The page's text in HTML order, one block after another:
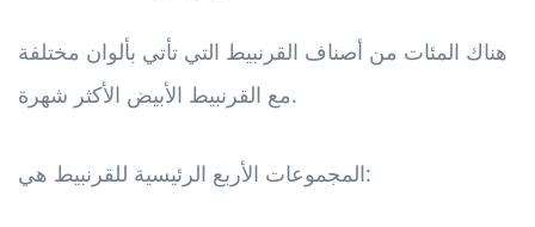
هناك المئات من أصناف القرنبيط التي تأتي بألوان مختلفة
مع القرنبيط الأبيض الأكثر شهرة.
المجموعات الأربع الرئيسية للقرنبيط هي: